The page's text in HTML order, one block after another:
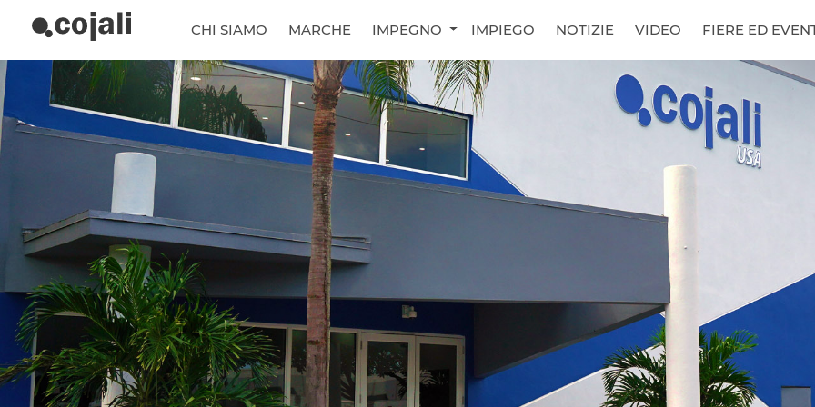
CHI SIAMO MARCHE IMPEGNO IMPIEGO NOTIZIE VIDEO FIERE ED